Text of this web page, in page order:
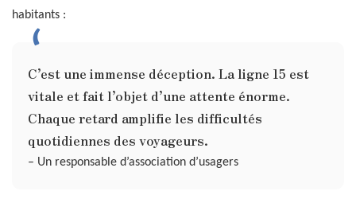
habitants :
C’est une immense déception. La ligne 15 est
vitale et fait l’objet d’une attente énorme.
Chaque retard amplifie les difficultés
quotidiennes des voyageurs.
– Un responsable d’association d’usagers